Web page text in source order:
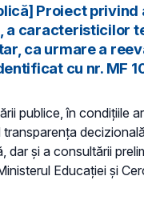
Proiect privind
a caracteristicilor
ca urmare a
cu nr. MF
publice, în condiţiile
dar și a consultării
Educaţiei și